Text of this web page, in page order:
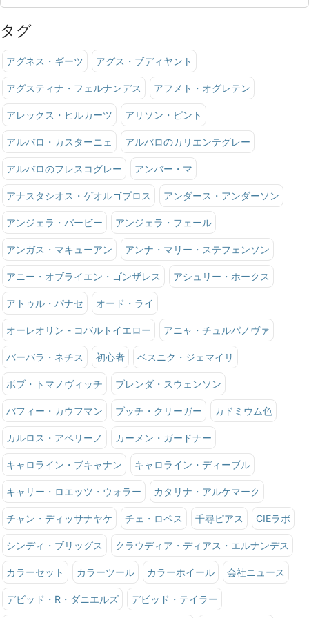
タグ
アグネス・ギーツ アグス・ブディヤント
アグスティナ・フェルナンデス アフメト・オグレテン
アレックス・ヒルカーツ アリソン・ピント
アルバロ・カスターニェ アルバロのカリエンテグレー
アルバロのフレスコグレー アンバー・マ
アナスタシオス・ゲオルゴプロス アンダース・アンダーソン
アンジェラ・バービー アンジェラ・フェール
アンガス・マキューアン アンナ・マリー・ステフェンソン
アニー・オブライエン・ゴンザレス アシュリー・ホークス
アトゥル・パナセ オード・ライ
オーレオリン - コバルトイエロー アニャ・チュルパノヴァ
バーバラ・ネチス 初心者 ベスニク・ジェマイリ
ボブ・トマノヴィッチ ブレンダ・スウェンソン
バフィー・カウフマン ブッチ・クリーガー カドミウム色
カルロス・アベリーノ カーメン・ガードナー
キャロライン・ブキャナン キャロライン・ディーブル
キャリー・ロエッツ・ウォラー カタリナ・アルケマーク
チャン・ディッサナヤケ チェ・ロペス 千尋ピアス CIEラボ
シンディ・ブリッグス クラウディア・ディアス・エルナンデス
カラーセット カラーツール カラーホイール 会社ニュース
デビッド・R・ダニエルズ デビッド・テイラー